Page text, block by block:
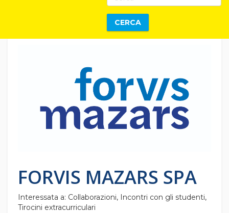
CERCA
FORVIS MAZARS SPA
Interessata a: Collaborazioni, Incontri con gli studenti,
Tirocini extracurriculari